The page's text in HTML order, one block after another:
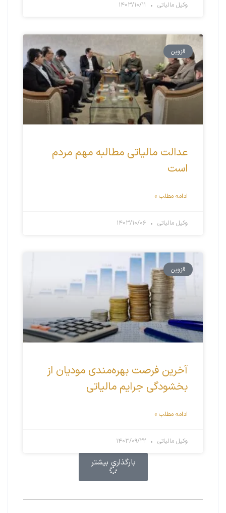
وکیل مالیاتی
قزوین
عدالت مالیاتی مطالبه مهم مردم
است
ادامه مطلب »
وکیل مالیاتی
قزوین
آخرین فرصت بهره‌مندی مودیان از
بخشودگی جرایم مالیاتی
ادامه مطلب »
وکیل مالیاتی
بارگذاری بیشتر